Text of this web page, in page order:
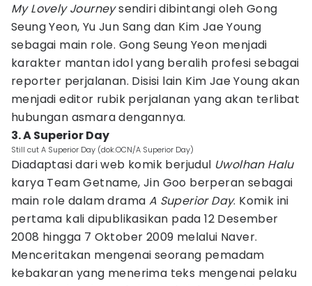
My Lovely Journeysendiri dibintangi oleh Gong
Seung Yeon, Yu Jun Sang dan Kim Jae Young
sebagai main role. Gong Seung Yeon menjadi
karakter mantan idol yang beralih profesi sebagai
reporter perjalanan. Disisi lain Kim Jae Young akan
menjadi editor rubik perjalanan yang akan terlibat
hubungan asmara dengannya.
3. A Superior Day
Still cut A Superior Day (dok.OCN/A Superior Day)
Diadaptasi dari web komik berjudul Uwolhan Halu
karya Team Getname, Jin Goo berperan sebagai
main role dalam drama A Superior Day. Komik ini
pertama kali dipublikasikan pada 12 Desember
2008 hingga 7 Oktober 2009 melalui Naver.
Menceritakan mengenai seorang pemadam
kebakaran yang menerima teks mengenai pelaku